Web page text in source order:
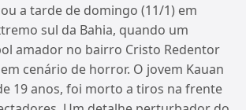
a tarde de domingo (11/1) em
sul da Bahia, quando um
amador no bairro Cristo Redentor
cenário de horror. O jovem Kauan
19 anos, foi morto a tiros na frente